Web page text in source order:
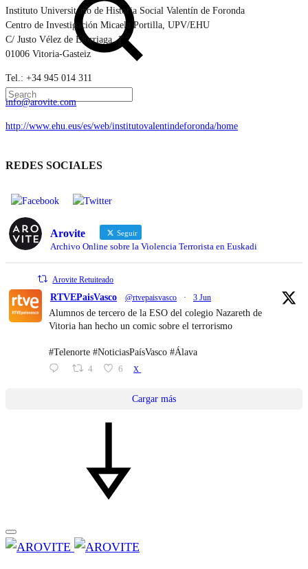
Instituto Universitario de Historia Social Valentín de Foronda
Centro de Investigación Micaela Portilla, UPV/EHU
C/ Justo Vélez de Elorriaga, 1
01006 Vitoria-Gasteiz
Tel.: +34 945 014 311
info@arovite.com
http://www.ehu.eus/es/web/institutovalentindeforonda/home
REDES SOCIALES
Arovite Seguir
Archivo Online sobre la Violencia Terrorista en Euskadi
Arovite Retuiteado
RTVEPaisVasco @rtvepaisvasco · 3 Jun
Alumnos de tercero de la ESO del colegio Nazareth de
Vitoria han hecho un comic sobre el terrorismo
#Telenorte #NoticiasPaísVasco #Álava
4 6 X
Cargar más